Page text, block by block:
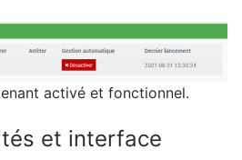
activé et fonctionnel.
et interface